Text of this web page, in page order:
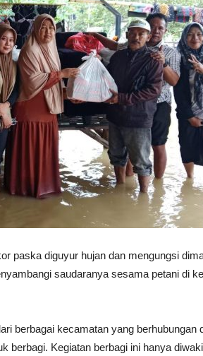
paska diguyur hujan dan mengungsi
saudaranya sesama petani di
berbagai kecamatan yang berhubungan
berbagi. Kegiatan berbagi ini hanya